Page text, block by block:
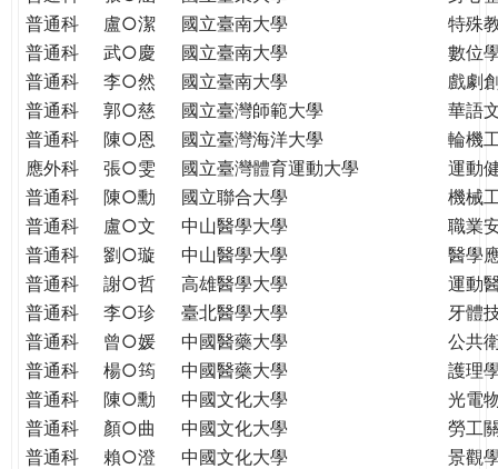
TOMORROW
PUTTING
YOU
ON
THE
PATH
GLOBAL
CITIZENSHIP
普通科
盧○潔 國立臺南大學
特殊
普通科
武○慶 國立臺南大學
數位
普通科
李○然 國立臺南大學
戲劇
普通科
郭○慈 國立臺灣師範大學
華語
普通科
陳○恩 國立臺灣海洋大學
輪機
應外科
張○雯 國立臺灣體育運動大學
運動
普通科
陳○勳 國立聯合大學
機械
普通科
盧○文 中山醫學大學
職業
普通科
劉○璇 中山醫學大學
醫學
普通科
謝○哲 高雄醫學大學
運動
普通科
李○珍 臺北醫學大學
牙體
普通科
曾○媛 中國醫藥大學
公共
普通科
楊○筠 中國醫藥大學
護理
普通科
陳○勳 中國文化大學
光電
普通科
顏○曲 中國文化大學
勞工
普通科
賴○澄 中國文化大學
景觀